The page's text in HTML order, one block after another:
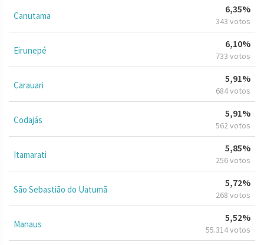
Canutama
6,35%
343 votos
Eirunepé
6,10%
733 votos
Carauari
5,91%
684 votos
Codajás
5,91%
562 votos
Itamarati
5,85%
256 votos
São Sebastião do Uatumã
5,72%
268 votos
Manaus
5,52%
55.314 votos